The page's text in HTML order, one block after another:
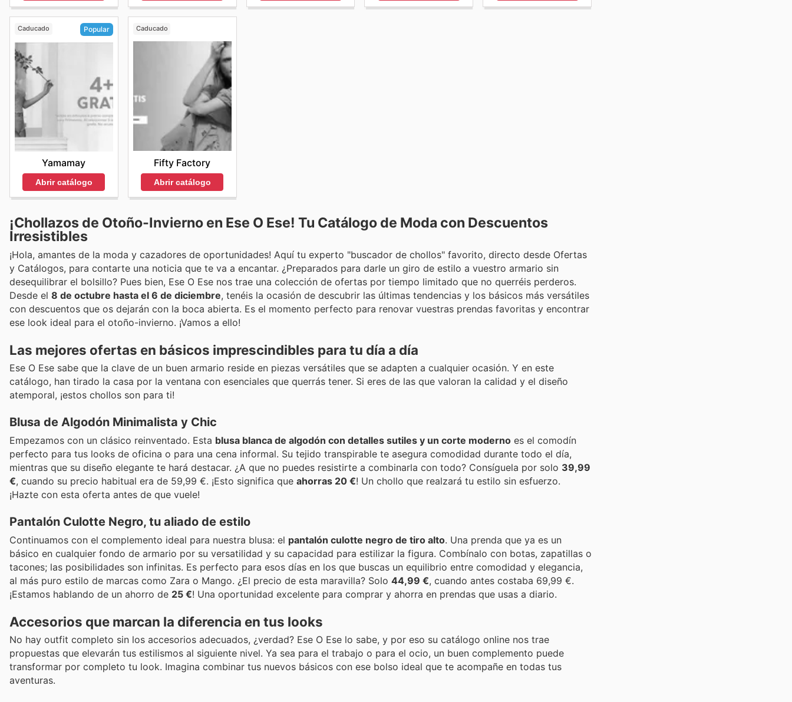
Caducado Popular
Yamamay
Abrir catálogo
Caducado
Fifty Factory
Abrir catálogo
¡Chollazos de Otoño-Invierno en Ese O Ese! Tu Catálogo de Moda con Descuentos
Irresistibles
¡Hola, amantes de la moda y cazadores de oportunidades! Aquí tu experto "buscador de chollos" favorito, directo desde Ofertas
y Catálogos, para contarte una noticia que te va a encantar. ¿Preparados para darle un giro de estilo a vuestro armario sin
desequilibrar el bolsillo? Pues bien, Ese O Ese nos trae una colección de ofertas por tiempo limitado que no querréis perderos.
Desde el 8 de octubre hasta el 6 de diciembre, tenéis la ocasión de descubrir las últimas tendencias y los básicos más versátiles
con descuentos que os dejarán con la boca abierta. Es el momento perfecto para renovar vuestras prendas favoritas y encontrar
ese look ideal para el otoño-invierno. ¡Vamos a ello!
Las mejores ofertas en básicos imprescindibles para tu día a día
Ese O Ese sabe que la clave de un buen armario reside en piezas versátiles que se adapten a cualquier ocasión. Y en este
catálogo, han tirado la casa por la ventana con esenciales que querrás tener. Si eres de las que valoran la calidad y el diseño
atemporal, ¡estos chollos son para ti!
Blusa de Algodón Minimalista y Chic
Empezamos con un clásico reinventado. Esta blusa blanca de algodón con detalles sutiles y un corte moderno es el comodín
perfecto para tus looks de oficina o para una cena informal. Su tejido transpirable te asegura comodidad durante todo el día,
mientras que su diseño elegante te hará destacar. ¿A que no puedes resistirte a combinarla con todo? Consíguela por solo 39,99
€, cuando su precio habitual era de 59,99 €. ¡Esto significa que ahorras 20 €! Un chollo que realzará tu estilo sin esfuerzo.
¡Hazte con esta oferta antes de que vuele!
Pantalón Culotte Negro, tu aliado de estilo
Continuamos con el complemento ideal para nuestra blusa: el pantalón culotte negro de tiro alto. Una prenda que ya es un
básico en cualquier fondo de armario por su versatilidad y su capacidad para estilizar la figura. Combínalo con botas, zapatillas o
tacones; las posibilidades son infinitas. Es perfecto para esos días en los que buscas un equilibrio entre comodidad y elegancia,
al más puro estilo de marcas como Zara o Mango. ¿El precio de esta maravilla? Solo 44,99 €, cuando antes costaba 69,99 €.
¡Estamos hablando de un ahorro de 25 €! Una oportunidad excelente para comprar y ahorra en prendas que usas a diario.
Accesorios que marcan la diferencia en tus looks
No hay outfit completo sin los accesorios adecuados, ¿verdad? Ese O Ese lo sabe, y por eso su catálogo online nos trae
propuestas que elevarán tus estilismos al siguiente nivel. Ya sea para el trabajo o para el ocio, un buen complemento puede
transformar por completo tu look. Imagina combinar tus nuevos básicos con ese bolso ideal que te acompañe en todas tus
aventuras.